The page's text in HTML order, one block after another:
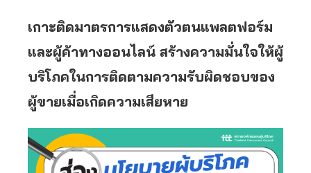
เกาะติดมาตรการแสดงตัวตนแพลตฟอร์ม
และผู้ค้าทางออนไลน์ สร้างความมั่นใจให้ผู้
บริโภคในการติดตามความรับผิดชอบของ
ผู้ขายเมื่อเกิดความเสียหาย